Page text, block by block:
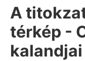
A
térkép -
kalandjai